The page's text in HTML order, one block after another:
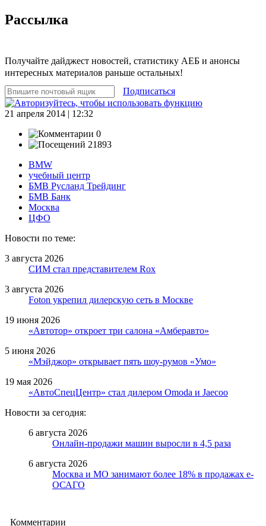
Рассылка
Получайте дайджест новостей, статистику АЕБ и анонсы
интересных материалов раньше остальных!
Подписаться
21 апреля 2014 | 12:32
0
21893
BMW
учебный центр
БМВ Русланд Трейдинг
БМВ Банк
Москва
ЦФО
Новости по теме:
3 августа 2026
СИМ стал представителем Rox
3 августа 2026
Foton укрепил дилерскую сеть в Москве
19 июня 2026
«Автотор» откроет три салона «Амберавто»
5 июня 2026
«Мэйджор» открывает пять шоу-румов «Умо»
19 мая 2026
«АвтоСпецЦентр» стал дилером Omoda и Jaecoo
Новости за сегодня:
6 августа 2026
Онлайн-продажи машин выросли в 4,5 раза
6 августа 2026
Москва и МО занимают более 18% в продажах е-
ОСАГО
Комментарии